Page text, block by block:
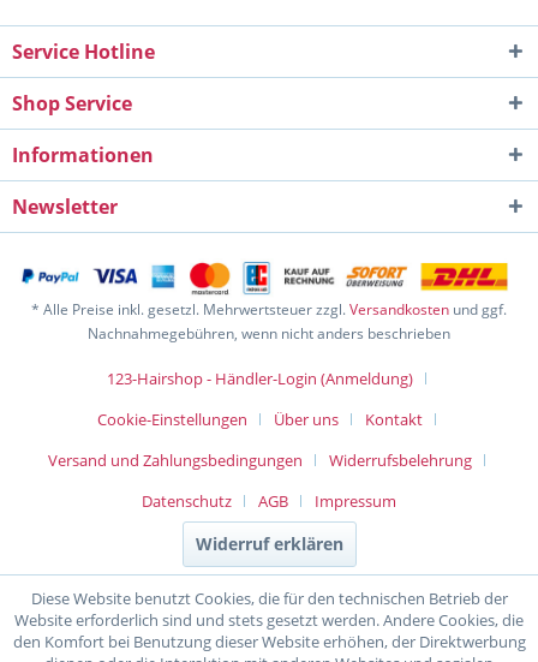
Service Hotline
Shop Service
Informationen
Newsletter
* Alle Preise inkl. gesetzl. Mehrwertsteuer zzgl.Versandkosten und ggf.
Nachnahmegebühren, wenn nicht anders beschrieben
123-Hairshop - Händler-Login (Anmeldung)
Cookie-Einstellungen
Über uns
Kontakt
Versand und Zahlungsbedingungen
Widerrufsbelehrung
Datenschutz
AGB Impressum
Widerruf erklären
Diese Website benutzt Cookies, die für den technischen Betrieb der
Website erforderlich sind und stets gesetzt werden. Andere Cookies, die
den Komfort bei Benutzung dieser Website erhöhen, der Direktwerbung